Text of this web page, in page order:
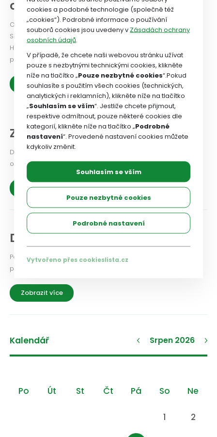
odborového svazu
Odborový svaz od roku 2024 vydává Newsletter. PODÍVEJTE
SE!
Historie OSZSP ČR se píše od roku 1990 a je nabitá prací ve
prospěch zaměstnanců.
Zobrazit více
Z našich organizací
Dejte odborovému svazu vědět, jaké problémy v odborové
organizaci řešíte, co se vám podařilo.
Zobrazit více
Diskuse a názory
Podělte se i vy o své zkušenosti a názory na aktuální
problémy a možnosti jejich řešení.
Zobrazit více
Kalendář Srpen 2026
Po Út St Čt Pá So Ne
1 2
cookies a podobné technologie (společně též
„cookies“). Podrobné informace o používání
souborů cookies jsou uvedeny v Zásadách ochrany
osobních údajů.
V případě, že chcete naši webovou stránku užívat
pouze s nezbytnými technickými cookies, klikněte
níže na tlačítko „Pouze nezbytné cookies“.Pokud
souhlasíte s použitím všech cookies (technických,
analytických i reklamních), klikněte níže na tlačítko
„Souhlasím se vším“. Jestliže chcete přijmout,
respektive odmítnout, pouze některé cookies dle
kategorií, klikněte níže na tlačítko „Podrobné
nastavení“. Provedené nastavení cookies můžete
kdykoliv změnit.
Souhlasím se vším
Pouze nezbytné cookies
Podrobné nastavení
Vytvořeno přes cookieslista.cz